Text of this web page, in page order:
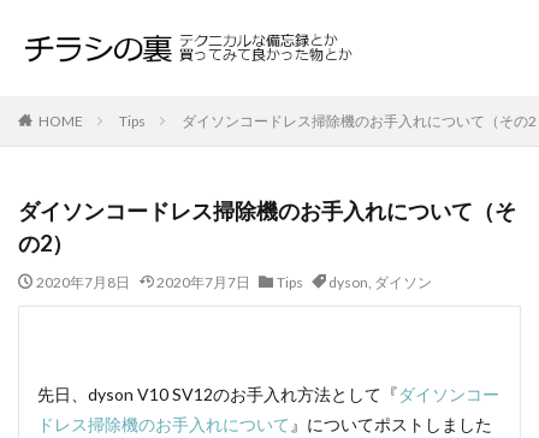
HOME Tips ダイソンコードレス掃除機のお手入れについて（その
ダイソンコードレス掃除機のお手入れについて（そ
の2）
2020年7月8日 2020年7月7日 Tips dyson, ダイソン
先日、dyson V10 SV12のお手入れ方法として『ダイソンコー
ドレス掃除機のお手入れについて 』についてポストしました